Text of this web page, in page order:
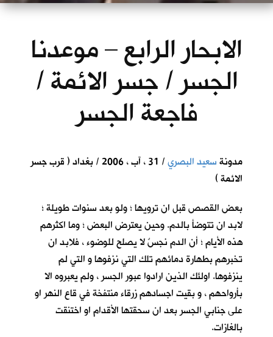
الابحار الرابع – موعدنا
الجسر / جسر الائمة /
فاجعة الجسر
مدونةسعيد البصري
/ 31 ، آب ، 2006 / بغداد ( قرب جسر
الائمة )
بعض القصص قبل ان ترويها ؛ ولو بعد سنوات طويلة ؛
لابد ان تتوضأ بالدم. وحين يعترض البعض ؛ وما اكثرهم
هذه الأيام ؛ أن الدم نجسٌ لا يصلح للوضوء ، فلابد ان
تخبرهم بطهارة دمائهم تلك التي نزفوها و التي لم
ينزفوها. اولئك الذين ارادوا عبور الجسر ، ولم يعبروه الا
بأرواحهم ، و بقيت اجسادهم زرقاء منتفخة في قاع النهر او
على جنابي الجسر بعد ان سحقتها الأقدام او اختنقت
بالغازات.